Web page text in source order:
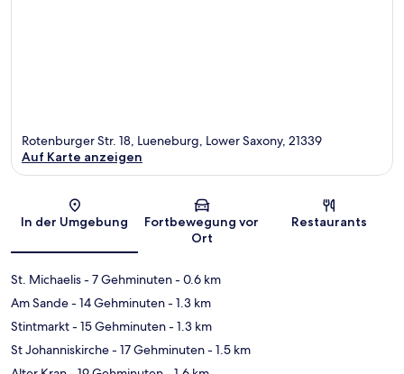
Karte
Rotenburger Str. 18, Lueneburg, Lower Saxony, 21339
Auf Karte anzeigen
In der Umgebung
Fortbewegung vor
Ort
Restaurants
St. Michaelis- 7 Gehminuten- 0.6 km
Am Sande- 14 Gehminuten- 1.3 km
Stintmarkt- 15 Gehminuten- 1.3 km
St Johanniskirche- 17 Gehminuten- 1.5 km